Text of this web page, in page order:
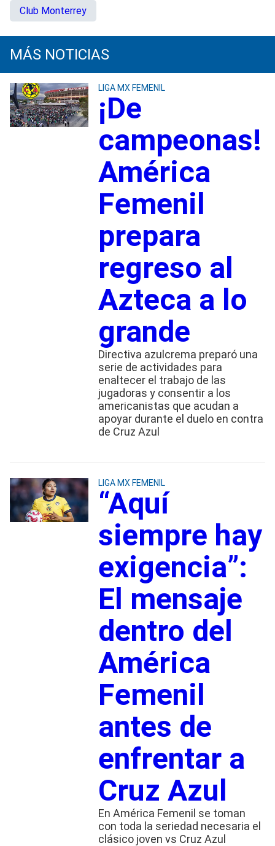
Club Monterrey
MÁS NOTICIAS
LIGA MX FEMENIL
¡De
campeonas!
América
Femenil
prepara
regreso al
Azteca a lo
grande
Directiva azulcrema preparó una
serie de actividades para
enaltecer el trabajo de las
jugadoras y consentir a los
americanistas que acudan a
apoyar durante el duelo en contra
de Cruz Azul
LIGA MX FEMENIL
“Aquí
siempre hay
exigencia”:
El mensaje
dentro del
América
Femenil
antes de
enfrentar a
Cruz Azul
En América Femenil se toman
con toda la seriedad necesaria el
clásico joven vs Cruz Azul